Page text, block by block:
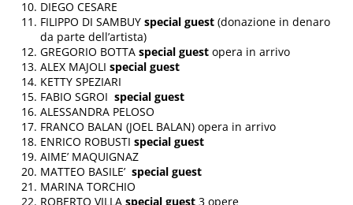
DIEGO CESARE
FILIPPO DI SAMBUYspecial guest(donazione in denaro
da parte dell’artista)
GREGORIO BOTTAspecial guestopera in arrivo
ALEX MAJOLIspecial guest
KETTY SPEZIARI
FABIO SGROIspecial guest
ALESSANDRA PELOSO
FRANCO BALAN (JOEL BALAN) opera in arrivo
ENRICO ROBUSTIspecial guest
AIME’ MAQUIGNAZ
MATTEO BASILE’special guest
MARINA TORCHIO
ROBERTO VILLAspecial guest 3 opere